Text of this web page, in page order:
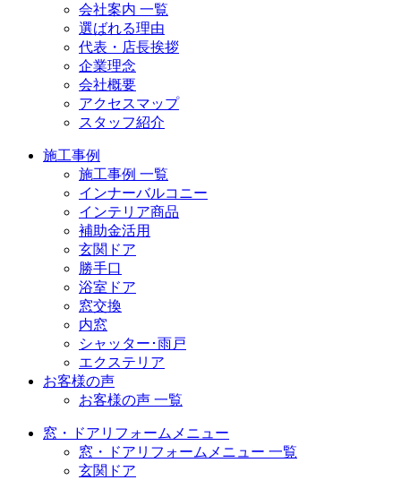
会社案内 一覧
選ばれる理由
代表・店長挨拶
企業理念
会社概要
アクセスマップ
スタッフ紹介
施工事例
施工事例 一覧
インナーバルコニー
インテリア商品
補助金活用
玄関ドア
勝手口
浴室ドア
窓交換
内窓
シャッター･雨戸
エクステリア
お客様の声
お客様の声 一覧
窓・ドアリフォームメニュー
窓・ドアリフォームメニュー 一覧
玄関ドア